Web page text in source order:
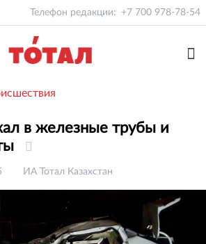
Телефон редакции: +7 700 978-78-54
в железные трубы и
ИА Тотал Казахстан